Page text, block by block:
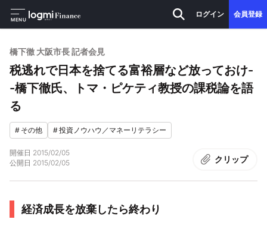
MENU
ログイン 会員登録
橋下徹 大阪市長 記者会見
税逃れで日本を捨てる富裕層など放っておけ-
-橋下徹氏、トマ・ピケティ教授の課税論を語
る
# その他 #投資ノウハウ／マネーリテラシー
開催日 2015/02/05
公開日 2015/02/05 クリップ
経済成長を放棄したら終わり